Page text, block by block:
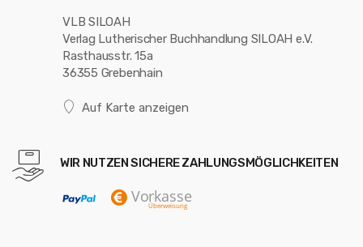
VLB SILOAH
Verlag Lutherischer Buchhandlung SILOAH e.V.
Rasthausstr. 15a
36355 Grebenhain
Auf Karte anzeigen
WIR NUTZEN SICHERE ZAHLUNGSMÖGLICHKEITEN